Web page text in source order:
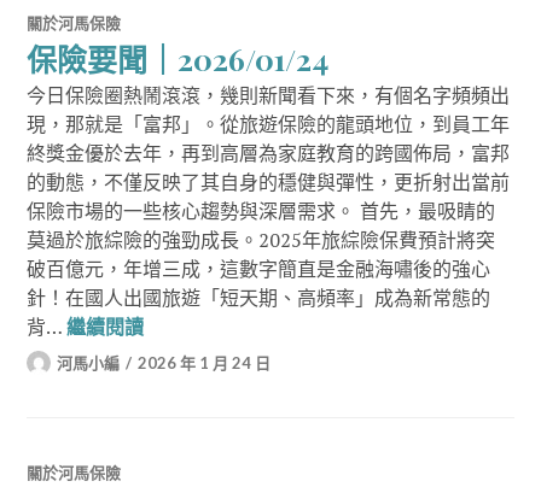
關於河馬保險
保險要聞｜2026/01/24
今日保險圈熱鬧滾滾，幾則新聞看下來，有個名字頻頻出
現，那就是「富邦」。從旅遊保險的龍頭地位，到員工年
終獎金優於去年，再到高層為家庭教育的跨國佈局，富邦
的動態，不僅反映了其自身的穩健與彈性，更折射出當前
保險市場的一些核心趨勢與深層需求。 首先，最吸睛的
莫過於旅綜險的強勁成長。2025年旅綜險保費預計將突
破百億元，年增三成，這數字簡直是金融海嘯後的強心
針！在國人出國旅遊「短天期、高頻率」成為新常態的
背…繼續閱讀保險要聞｜2026/01/24
河馬小編 2026 年 1 月 24 日
關於河馬保險